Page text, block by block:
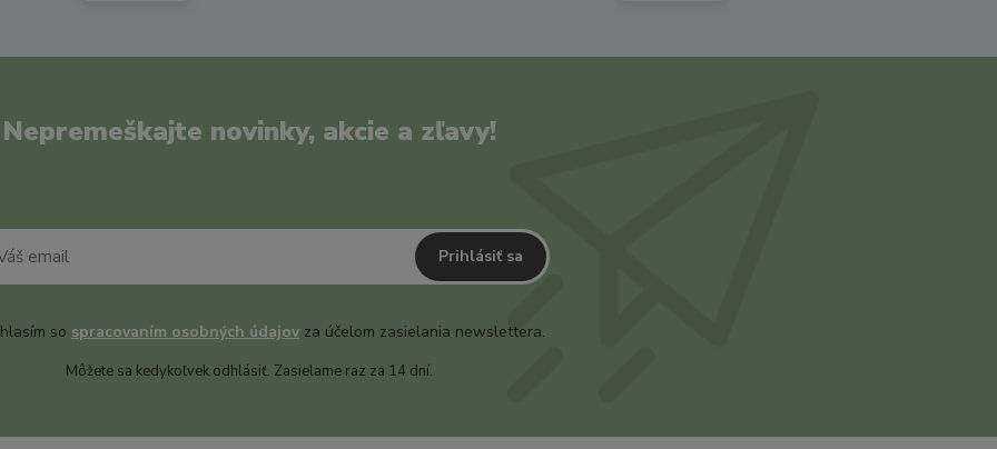
Nepremeškajte novinky, akcie a zľavy!
Prihlásiť sa
so spracovaním osobných údajov za účelom zasielania newslettera.
Môžete sa kedykoľvek odhlásiť. Zasielame raz za 14 dní.